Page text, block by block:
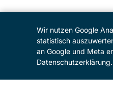
MENÜ
Wir nutzen Google
statistisch
an Google und Meta
Datenschutzerklärung.